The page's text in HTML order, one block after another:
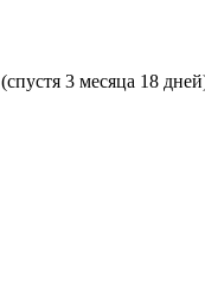
(спустя 3 месяца 18